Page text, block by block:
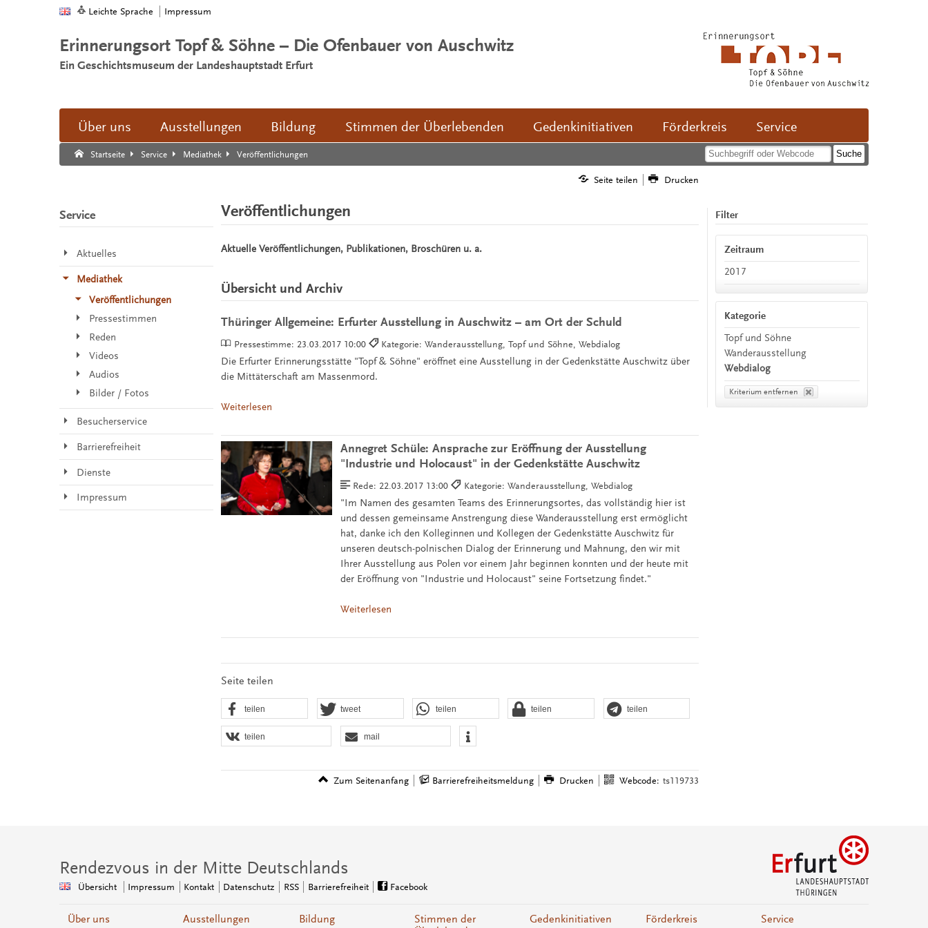
Leichte Sprache Impressum
Erinnerungsort Topf & Söhne – Die Ofenbauer von Auschwitz
Ein Geschichtsmuseum der Landeshauptstadt Erfurt
Über uns Ausstellungen Bildung Stimmen der Überlebenden Gedenkinitiativen Förderkreis Service
Startseite Service Mediathek Veröffentlichungen
Suche:
Suche Ende.
Seite teilen Drucken
Veröffentlichungen
Aktuelle Veröffentlichungen, Publikationen, Broschüren u. a.
Übersicht und Archiv
Thüringer Allgemeine: Erfurter Ausstellung in Auschwitz – am Ort der Schuld
Pressestimme: 23.03.2017 10:00 Kategorie: Wanderausstellung, Topf und Söhne, Webdialog
Die Erfurter Erinnerungsstätte "Topf & Söhne" eröffnet eine Ausstellung in der Gedenkstätte Auschwitz über
die Mittäterschaft am Massenmord.
Weiterlesen
Annegret Schüle: Ansprache zur Eröffnung der Ausstellung
"Industrie und Holocaust" in der Gedenkstätte Auschwitz
Rede: 22.03.2017 13:00 Kategorie: Wanderausstellung, Webdialog
"Im Namen des gesamten Teams des Erinnerungsortes, das vollständig hier ist
und dessen gemeinsame Anstrengung diese Wanderausstellung erst ermöglicht
hat, danke ich den Kolleginnen und Kollegen der Gedenkstätte Auschwitz für
unseren deutsch-polnischen Dialog der Erinnerung und Mahnung, den wir mit
Ihrer Ausstellung aus Polen vor einem Jahr beginnen konnten und der heute mit
der Eröffnung von "Industrie und Holocaust" seine Fortsetzung findet."
Weiterlesen
Seite teilen
teilen tweet teilen teilen teilen
teilen mail
Zum Seitenanfang Barrierefreiheitsmeldung Drucken Webcode: ts119733
Filter
Zeitraum
2017
Kategorie
Topf und Söhne
Wanderausstellung
Webdialog
Kriterium entfernen
Service
Aktuelles
Mediathek
Veröffentlichungen
Pressestimmen
Reden
Videos
Audios
Bilder / Fotos
Besucherservice
Barrierefreiheit
Dienste
Impressum
Rendezvous in der Mitte Deutschlands
Übersicht Impressum Kontakt Datenschutz RSS Barrierefreiheit Facebook
Über uns Ausstellungen Bildung
Stimmen der
Gedenkinitiativen Förderkreis Service